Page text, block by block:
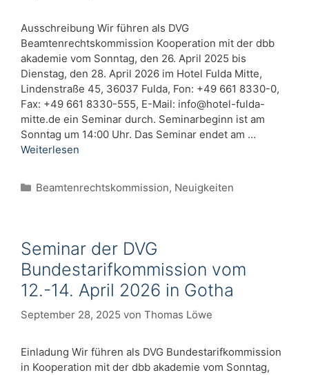
Ausschreibung Wir führen als DVG
Beamtenrechtskommission Kooperation mit der dbb
akademie vom Sonntag, den 26. April 2025 bis
Dienstag, den 28. April 2026 im Hotel Fulda Mitte,
Lindenstraße 45, 36037 Fulda, Fon: +49 661 8330-0,
Fax: +49 661 8330-555, E-Mail: info@hotel-fulda-
mitte.de ein Seminar durch. Seminarbeginn ist am
Sonntag um 14:00 Uhr. Das Seminar endet am …
Weiterlesen
Kategorien
Beamtenrechtskommission, Neuigkeiten
Seminar der DVG
Bundestarifkommission vom
12.-14. April 2026 in Gotha
September 28, 2025 von Thomas Löwe
Einladung Wir führen als DVG Bundestarifkommission
in Kooperation mit der dbb akademie vom Sonntag,